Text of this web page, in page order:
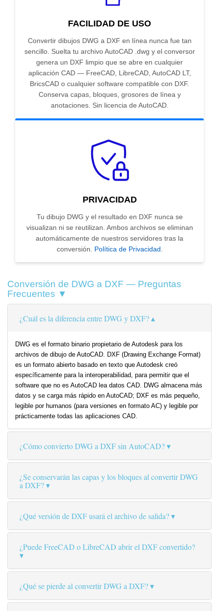
FACILIDAD DE USO
Convertir dibujos DWG a DXF en línea nunca fue tan
sencillo. Suelta tu archivo AutoCAD .dwg y el conversor
genera un DXF limpio que se abre en cualquier
aplicación CAD — FreeCAD, LibreCAD, AutoCAD LT,
BricsCAD o cualquier software compatible con DXF.
Conserva capas, bloques, grosores de línea y
anotaciones. Sin licencia de AutoCAD.
PRIVACIDAD
Tu dibujo DWG y el resultado en DXF nunca se
visualizan ni se reutilizan. Ambos archivos se eliminan
automáticamente de nuestros servidores tras la
conversión. Política de Privacidad
Conversión de DWG a DXF — Preguntas
Frecuentes ▼
¿Cuál es la diferencia entre DWG y DXF?
DWG es el formato binario propietario de Autodesk para los
archivos de dibujo de AutoCAD. DXF (Drawing Exchange Format)
es un formato abierto basado en texto que Autodesk creó
específicamente para la interoperabilidad, para permitir que el
software que no es AutoCAD lea datos CAD. DWG almacena más
datos y se carga más rápido en AutoCAD; DXF es más pequeño,
legible por humanos (para versiones en formato AC) y legible por
prácticamente todas las aplicaciones CAD.
¿Cómo convierto DWG a DXF sin AutoCAD?
¿Se conservarán las capas y los bloques al convertir DWG
a DXF?
¿Qué versión de DXF usará el archivo de salida?
¿Puede FreeCAD o LibreCAD abrir el DXF convertido?
¿Qué se pierde al convertir DWG a DXF?